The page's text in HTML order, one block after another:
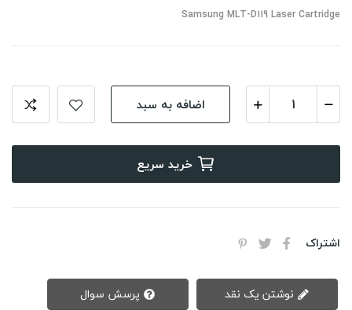
Samsung MLT-D119 Laser Cartridge
اضافه به سبد
خرید سریع
اشتراک